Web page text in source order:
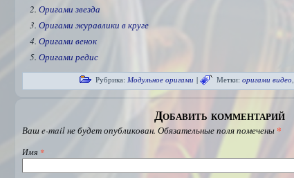
Оригами звезда
Оригами журавлики в круге
Оригами венок
Оригами редис
Рубрика: Модульное оригами | Метки: оригами видео,
Добавить комментарий
Ваш e-mail не будет опубликован. Обязательные поля помечены *
Имя *